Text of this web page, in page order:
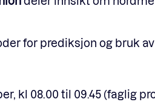
for prediksjon og bruk
kl 08.00 til 09.45 (faglig